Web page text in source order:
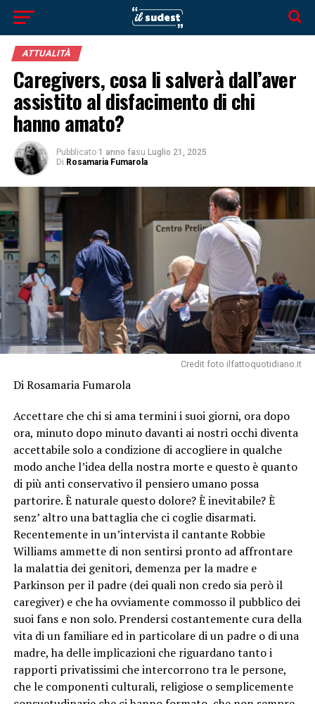
ATTUALITÀ
Caregivers, cosa li salverà dall’aver
assistito al disfacimento di chi
hanno amato?
Pubblicato 1 anno fasu Luglio 21, 2025
Di Rosamaria Fumarola
Credit foto ilfattoquotidiano.it
Di Rosamaria Fumarola
Accettare che chi si ama termini i suoi giorni, ora dopo
ora, minuto dopo minuto davanti ai nostri occhi diventa
accettabile solo a condizione di accogliere in qualche
modo anche l’idea della nostra morte e questo è quanto
di più anti conservativo il pensiero umano possa
partorire. È naturale questo dolore? È inevitabile? È
senz’ altro una battaglia che ci coglie disarmati.
Recentemente in un’intervista il cantante Robbie
Williams ammette di non sentirsi pronto ad affrontare
la malattia dei genitori, demenza per la madre e
Parkinson per il padre (dei quali non credo sia però il
caregiver) e che ha ovviamente commosso il pubblico dei
suoi fans e non solo. Prendersi costantemente cura della
vita di un familiare ed in particolare di un padre o di una
madre, ha delle implicazioni che riguardano tanto i
rapporti privatissimi che intercorrono tra le persone,
che le componenti culturali, religiose o semplicemente